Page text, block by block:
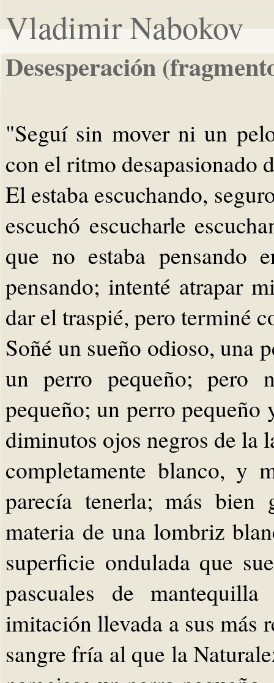
Vladimir Nabokov
Desesperación
"Seguí sin mover ni un
con el ritmo desapasionado
El estaba escuchando,
escuchó escucharle
que no estaba pensando
pensando; intenté atrapar
dar el traspié, pero terminé
Soñé un sueño odioso, una
un perro pequeño; pero
pequeño; un perro
diminutos ojos negros de la
completamente blanco, y
parecía tenerla; más
materia de una lombriz
superficie ondulada que
pascuales de
imitación llevada a sus más
sangre fría al que la